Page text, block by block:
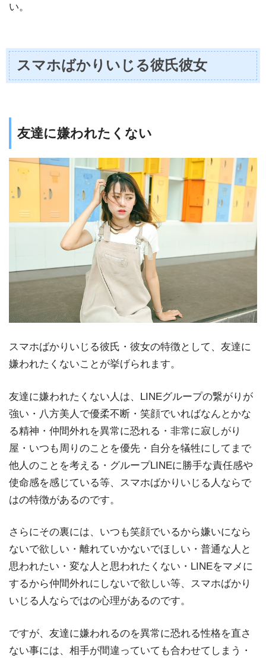
い。
スマホばかりいじる彼氏彼女
友達に嫌われたくない
スマホばかりいじる彼氏・彼女の特徴として、友達に
嫌われたくないことが挙げられます。
友達に嫌われたくない人は、LINEグループの繋がりが
強い・八方美人で優柔不断・笑顔でいればなんとかな
る精神・仲間外れを異常に恐れる・非常に寂しがり
屋・いつも周りのことを優先・自分を犠牲にしてまで
他人のことを考える・グループLINEに勝手な責任感や
使命感を感じている等、スマホばかりいじる人ならで
はの特徴があるのです。
さらにその裏には、いつも笑顔でいるから嫌いになら
ないで欲しい・離れていかないでほしい・普通な人と
思われたい・変な人と思われたくない・LINEをマメに
するから仲間外れにしないで欲しい等、スマホばかり
いじる人ならではの心理があるのです。
ですが、友達に嫌われるのを異常に恐れる性格を直さ
ない事には、相手が間違っていても合わせてしまう・